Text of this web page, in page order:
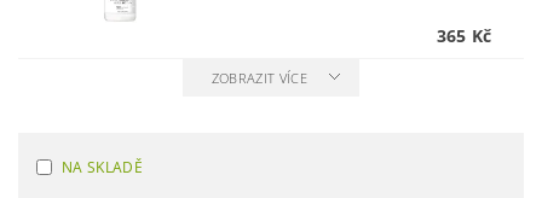
365 Kč
ZOBRAZIT VÍCE
NA SKLADĚ